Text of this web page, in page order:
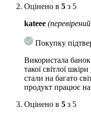
вітаміну C, яка
шкіри. Ефективно
окислення під
подразнення у
компонентами.
15%
тонус та
Токоферол
Оцінено в 5 з 5
kateee
Покупку
Використала
такої світлої
стали на багато
продукт працює на
Оцінено в 5 з 5